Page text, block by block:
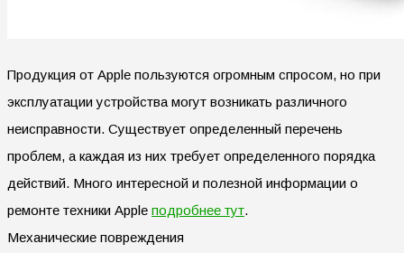
Продукция от Apple пользуются огромным спросом, но при
эксплуатации устройства могут возникать различного
неисправности. Существует определенный перечень
проблем, а каждая из них требует определенного порядка
действий. Много интересной и полезной информации о
ремонте техники Apple подробнее тут.
Механические повреждения